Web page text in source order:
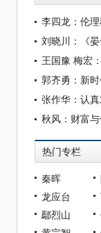
李四龙：伦
王国豫 梅宏
郭齐勇：新
秋风：财富
热门专栏
秦晖
龙应台
鄢烈山